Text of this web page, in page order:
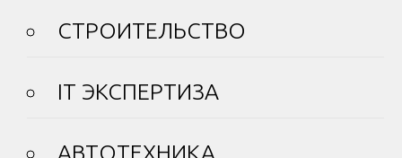
СТРОИТЕЛЬСТВО
IT ЭКСПЕРТИЗА
АВТОТЕХНИКА